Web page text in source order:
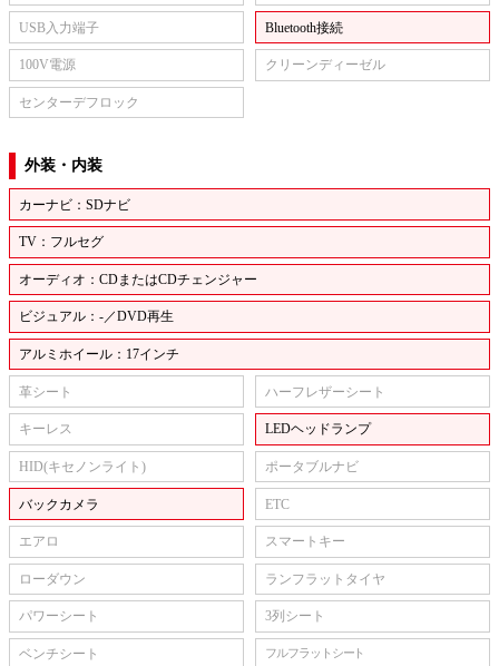
USB入力端子 Bluetooth接続
100V電源 クリーンディーゼル
センターデフロック
外装・内装
カーナビ：SDナビ
TV：フルセグ
オーディオ：CDまたはCDチェンジャー
ビジュアル：-／DVD再生
アルミホイール：17インチ
革シート ハーフレザーシート
キーレス LEDヘッドランプ
HID(キセノンライト) ポータブルナビ
バックカメラ ETC
エアロ スマートキー
ローダウン ランフラットタイヤ
パワーシート 3列シート
ベンチシート フルフラットシート